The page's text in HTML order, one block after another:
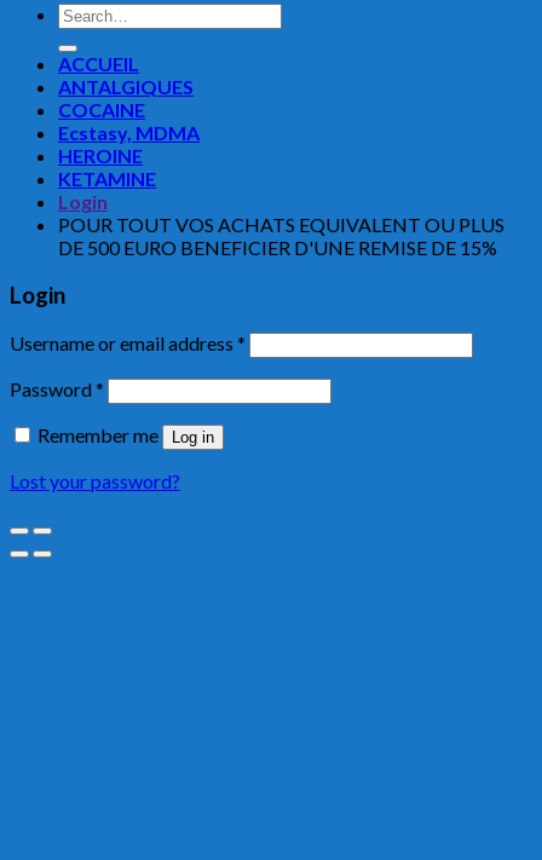
Search
for:
ACCUEIL
ANTALGIQUES
COCAINE
Ecstasy, MDMA
HEROINE
KETAMINE
Login
POUR TOUT VOS ACHATS EQUIVALENT OU PLUS
DE 500 EURO BENEFICIER D'UNE REMISE DE 15%
Login
Username or email address *
Password*
Remember me
Log in
Lost your password?